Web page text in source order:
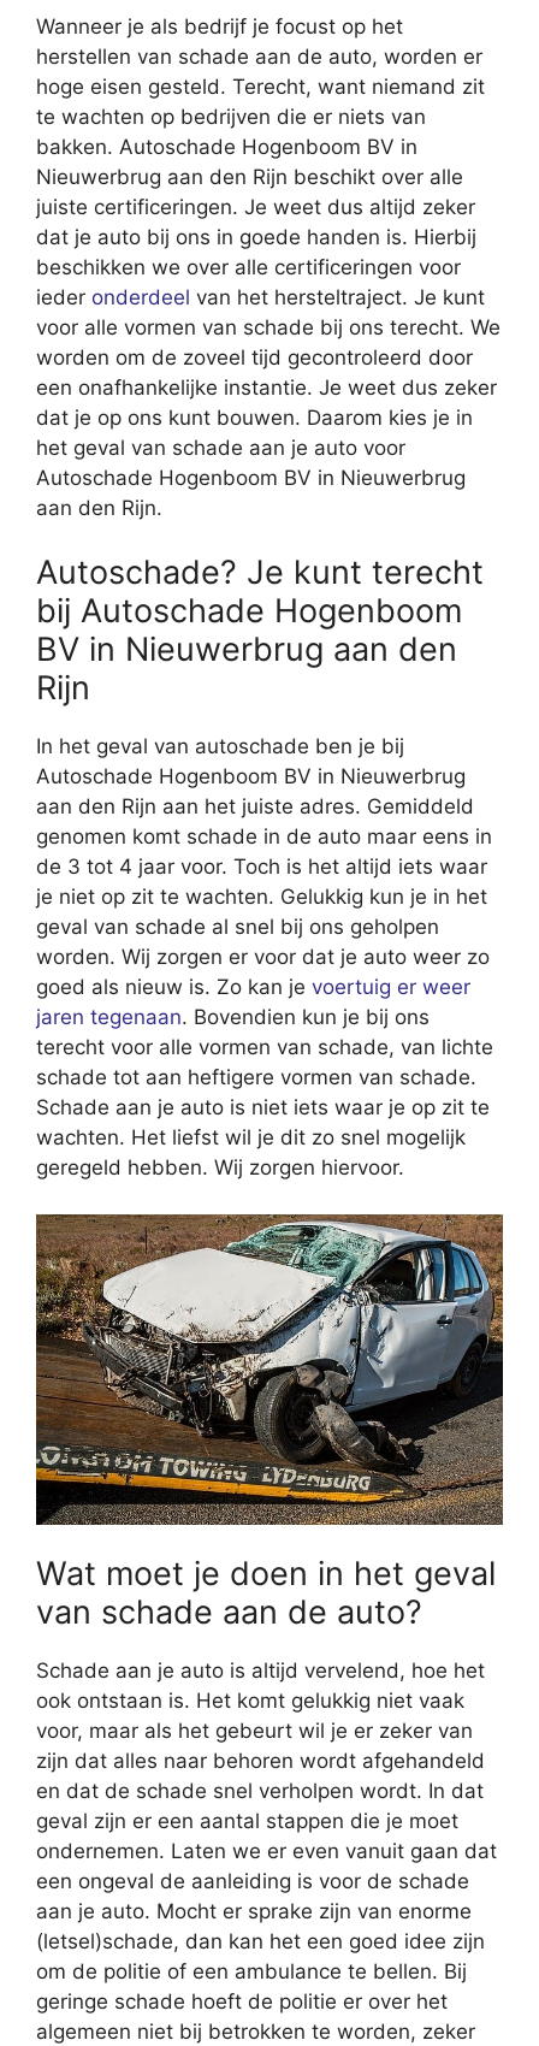
Wanneer je als bedrijf je focust op het
herstellen van schade aan de auto, worden er
hoge eisen gesteld. Terecht, want niemand zit
te wachten op bedrijven die er niets van
bakken. Autoschade Hogenboom BV in
Nieuwerbrug aan den Rijn beschikt over alle
juiste certificeringen. Je weet dus altijd zeker
dat je auto bij ons in goede handen is. Hierbij
beschikken we over alle certificeringen voor
ieder onderdeel van het hersteltraject. Je kunt
voor alle vormen van schade bij ons terecht. We
worden om de zoveel tijd gecontroleerd door
een onafhankelijke instantie. Je weet dus zeker
dat je op ons kunt bouwen. Daarom kies je in
het geval van schade aan je auto voor
Autoschade Hogenboom BV in Nieuwerbrug
aan den Rijn.
Autoschade? Je kunt terecht
bij Autoschade Hogenboom
BV in Nieuwerbrug aan den
Rijn
In het geval van autoschade ben je bij
Autoschade Hogenboom BV in Nieuwerbrug
aan den Rijn aan het juiste adres. Gemiddeld
genomen komt schade in de auto maar eens in
de 3 tot 4 jaar voor. Toch is het altijd iets waar
je niet op zit te wachten. Gelukkig kun je in het
geval van schade al snel bij ons geholpen
worden. Wij zorgen er voor dat je auto weer zo
goed als nieuw is. Zo kan je voertuig er weer
jaren tegenaan. Bovendien kun je bij ons
terecht voor alle vormen van schade, van lichte
schade tot aan heftigere vormen van schade.
Schade aan je auto is niet iets waar je op zit te
wachten. Het liefst wil je dit zo snel mogelijk
geregeld hebben. Wij zorgen hiervoor.
Wat moet je doen in het geval
van schade aan de auto?
Schade aan je auto is altijd vervelend, hoe het
ook ontstaan is. Het komt gelukkig niet vaak
voor, maar als het gebeurt wil je er zeker van
zijn dat alles naar behoren wordt afgehandeld
en dat de schade snel verholpen wordt. In dat
geval zijn er een aantal stappen die je moet
ondernemen. Laten we er even vanuit gaan dat
een ongeval de aanleiding is voor de schade
aan je auto. Mocht er sprake zijn van enorme
(letsel)schade, dan kan het een goed idee zijn
om de politie of een ambulance te bellen. Bij
geringe schade hoeft de politie er over het
algemeen niet bij betrokken te worden, zeker